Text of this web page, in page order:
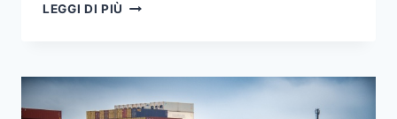
LEGGI DI PIÙ PAGARE
DI
CREDITO